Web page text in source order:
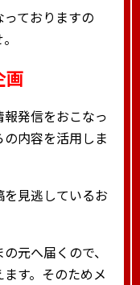
っておりますの
画
発信をおこなっ
内容を活用しま
見逃しているお
元へ届くので、
す。そのためメ